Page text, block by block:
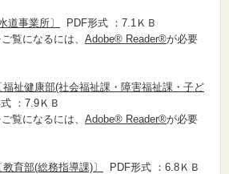
道事業所〕
PDF形式 ：7.1ＫＢ
覧になるには、 Adobe® Reader®が必要
福祉健康部(社会福祉課・障害福祉課・子ど
：7.9ＫＢ
覧になるには、 Adobe® Reader®が必要
育部(総務指導課)〕
PDF形式 ：6.8ＫＢ